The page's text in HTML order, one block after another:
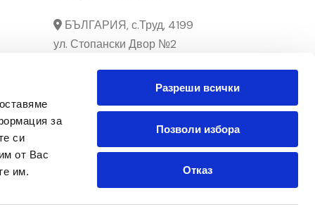
за
си
от Вас
им.
Разреши всички
Позволи избора
Отказ
БЪЛГАРИЯ, с.Труд, 4199
ул. Стопански Двор №2
manager@officecenter-
0882 166 292 / 032 39 29 02
Понеделник - Петък
Последвайте ни в Facebook